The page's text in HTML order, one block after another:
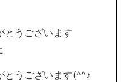
とうございます
とうございます(^^♪